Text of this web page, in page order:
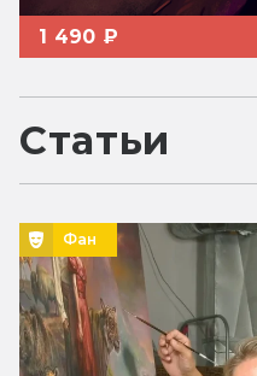
1 490 ₽
Статьи
Фан